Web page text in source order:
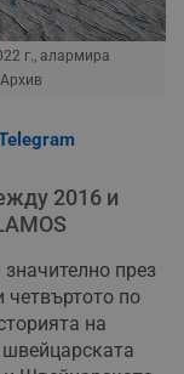
г., алармира
2016 и
през
четвъртото по
на